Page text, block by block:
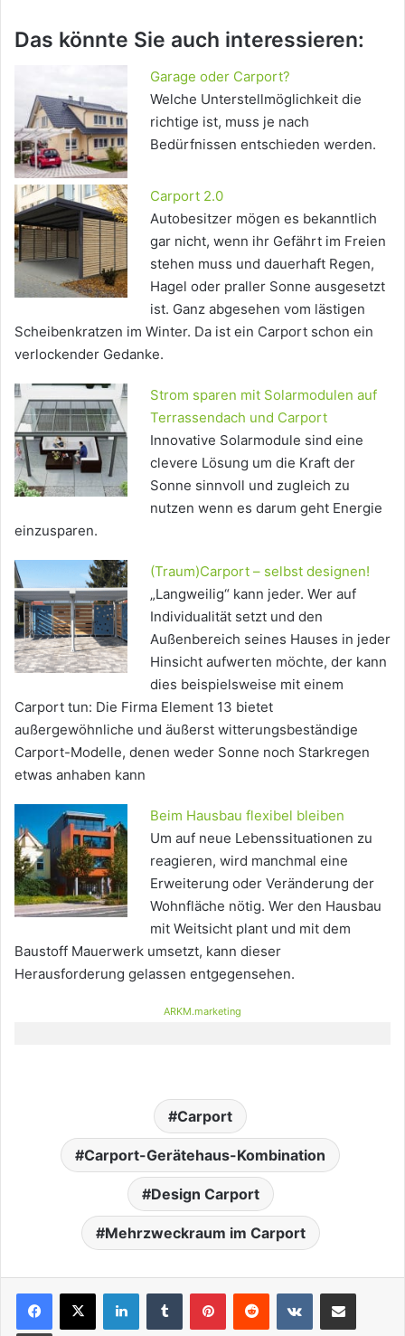
Das könnte Sie auch interessieren:
Garage oder Carport?
Welche Unterstellmöglichkeit die
richtige ist, muss je nach
Bedürfnissen entschieden werden.
Carport 2.0
Autobesitzer mögen es bekanntlich
gar nicht, wenn ihr Gefährt im Freien
stehen muss und dauerhaft Regen,
Hagel oder praller Sonne ausgesetzt
ist. Ganz abgesehen vom lästigen
Scheibenkratzen im Winter. Da ist ein Carport schon ein
verlockender Gedanke.
Strom sparen mit Solarmodulen auf
Terrassendach und Carport
Innovative Solarmodule sind eine
clevere Lösung um die Kraft der
Sonne sinnvoll und zugleich zu
nutzen wenn es darum geht Energie
einzusparen.
(Traum)Carport – selbst designen!
„Langweilig“ kann jeder. Wer auf
Individualität setzt und den
Außenbereich seines Hauses in jeder
Hinsicht aufwerten möchte, der kann
dies beispielsweise mit einem
Carport tun: Die Firma Element 13 bietet
außergewöhnliche und äußerst witterungsbeständige
Carport-Modelle, denen weder Sonne noch Starkregen
etwas anhaben kann
Beim Hausbau flexibel bleiben
Um auf neue Lebenssituationen zu
reagieren, wird manchmal eine
Erweiterung oder Veränderung der
Wohnfläche nötig. Wer den Hausbau
mit Weitsicht plant und mit dem
Baustoff Mauerwerk umsetzt, kann dieser
Herausforderung gelassen entgegensehen.
ARKM.marketing
Carport
Carport-Gerätehaus-Kombination
Design Carport
Mehrzweckraum im Carport